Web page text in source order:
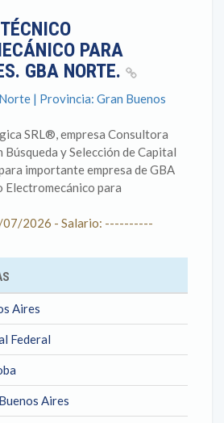
PARA
GBA NORTE.
| Provincia: Gran Buenos
SRL®, empresa Consultora
Búsqueda y Selección de Capital
importante empresa de GBA
Electromecánico para
07/2026 - Salario: ----------
Aires
Federal
Aires